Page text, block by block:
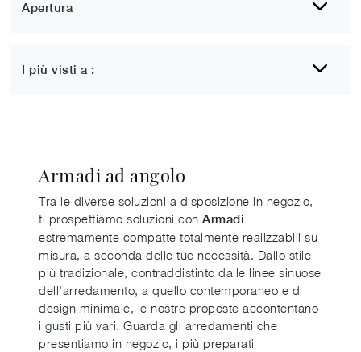
Apertura
I più visti a :
Armadi ad angolo
Tra le diverse soluzioni a disposizione in negozio,
ti prospettiamo soluzioni con Armadi
estremamente compatte totalmente realizzabili su
misura, a seconda delle tue necessità. Dallo stile
più tradizionale, contraddistinto dalle linee sinuose
dell'arredamento, a quello contemporaneo e di
design minimale, le nostre proposte accontentano
i gusti più vari. Guarda gli arredamenti che
presentiamo in negozio, i più preparati